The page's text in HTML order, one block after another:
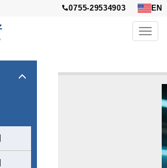
0755-29534903 EN